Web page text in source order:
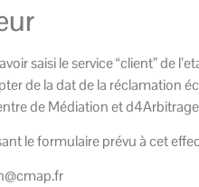
saisi le service “client” de
de la dat de la réclamation
de Médiation et
le formulaire prévu à cet